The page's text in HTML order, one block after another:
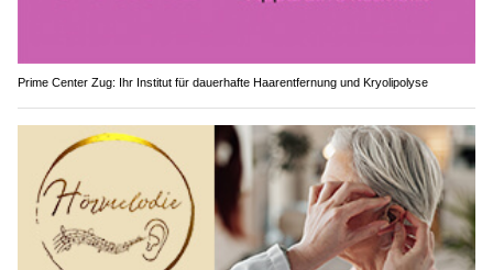
Prime Center Zug: Ihr Institut für dauerhafte Haarentfernung und Kryolipolyse